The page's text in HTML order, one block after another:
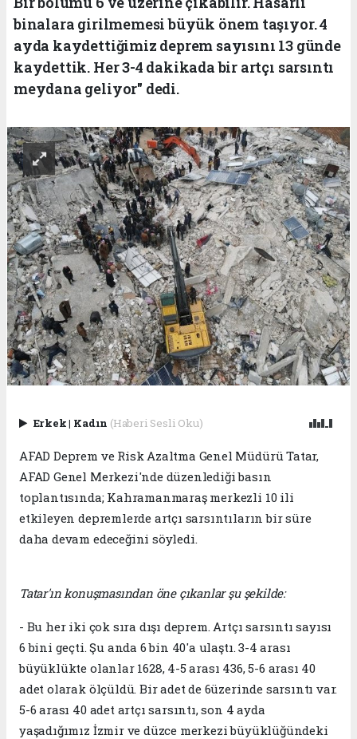
binalara girilmemesi büyük önem taşıyor. 4
ayda kaydettiğimiz deprem sayısını 13 günde
kaydettik. Her 3-4 dakikada bir artçı sarsıntı
meydana geliyor" dedi.
Erkek| Kadın (Haberi Sesli Oku)
AFAD Deprem ve Risk Azaltma Genel Müdürü Tatar,
AFAD Genel Merkezi'nde düzenlediği basın
toplantısında; Kahramanmaraş merkezli 10 ili
etkileyen depremlerde artçı sarsıntıların bir süre
daha devam edeceğini söyledi.
Tatar'ın konuşmasından öne çıkanlar şu şekilde:
- Bu her iki çok sıra dışı deprem. Artçı sarsıntı sayısı
6 bini geçti. Şu anda 6 bin 40'a ulaştı. 3-4 arası
büyüklükte olanlar 1628, 4-5 arası 436, 5-6 arası 40
adet olarak ölçüldü. Bir adet de 6üzerinde sarsıntı var.
5-6 arası 40 adet artçı sarsıntı, son 4 ayda
yaşadığımız İzmir ve düzce merkezi büyüklüğündeki